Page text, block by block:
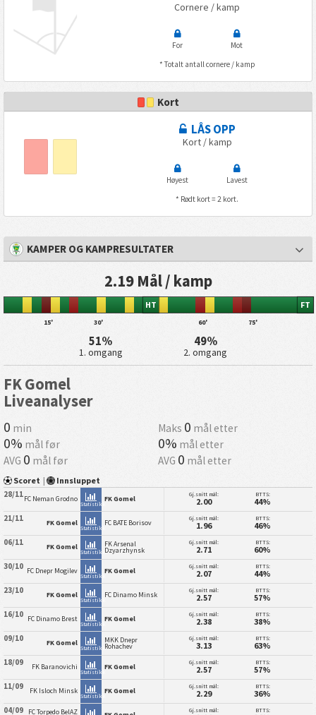
Cornere / kamp
For
Mot
* Totalt antall cornere / kamp
Kort
LÅS OPP
Kort / kamp
Høyest
Lavest
* Rødt kort = 2 kort.
KAMPER OG KAMPRESULTATER
2.19 Mål / kamp
15' 30'
HT
60' 75'
FT
51%
1. omgang
49%
2. omgang
FK Gomel
Liveanalyser
0 min Maks 0 mål etter
0% mål før 0% mål etter
AVG 0 mål før AVG 0 mål etter
Scoret | Innsluppet
28/11FC Neman Grodno
Statistikk
FK Gomel Gj.snitt mål:
2.00
BTTS:
44%
21/11 FK Gomel
Statistikk
FC BATE Borisov Gj.snitt mål:
1.96
BTTS:
46%
06/11 FK Gomel
Statistikk
FK Arsenal
Dzyarzhynsk
Gj.snitt mål:
2.71
BTTS:
60%
30/10 FC Dnepr Mogilev
Statistikk
FK Gomel Gj.snitt mål:
2.07
BTTS:
44%
23/10 FK Gomel
Statistikk
FC Dinamo Minsk Gj.snitt mål:
2.57
BTTS:
57%
16/10 FC Dinamo Brest
Statistikk
FK Gomel Gj.snitt mål:
2.38
BTTS:
38%
09/10 FK Gomel
Statistikk
MKK Dnepr
Rohachev
Gj.snitt mål:
3.13
BTTS:
63%
18/09 FK Baranovichi
Statistikk
FK Gomel Gj.snitt mål:
2.57
BTTS:
57%
11/09 FK Isloch Minsk
Statistikk
FK Gomel Gj.snitt mål:
2.29
BTTS:
36%
04/09 FC Torpedo BelAZ Gj.snitt mål: BTTS: